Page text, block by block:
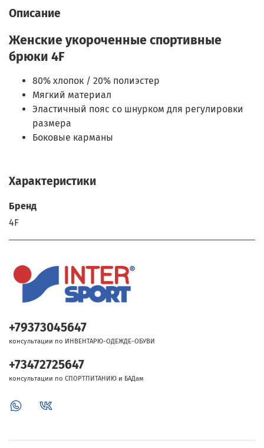
Описание
Женские укороченные спортивные
брюки 4F
80% хлопок / 20% полиэстер
Мягкий материал
Эластичный пояс со шнурком для регулировки
размера
Боковые карманы
Характеристики
Бренд
4F
+79373045647
консультации по ИНВЕНТАРЮ-ОДЕЖДЕ-ОБУВИ
+73472725647
консультации по СПОРТПИТАНИЮ и БАДам